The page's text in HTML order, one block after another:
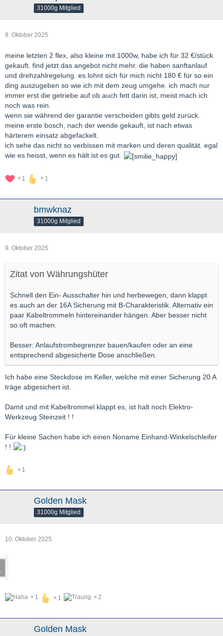
31000g Mitglied
9. Oktober 2025
meine letzten 2 flex, also kleine mit 1000w, habe ich für 32 €/stück
gekauft. find jetzt das angebot nicht mehr. die haben sanftanlauf
und drehzahlregelung. es lohnt sich für mich nicht 180 € für so ein
ding auszugeben so wie ich mit dem zeug umgehe. ich mach nur
immer erst die getriebe auf ob auch fett darin ist, meist mach ich
noch was rein.
wenn sie während der garantie verscheiden gibts geld zurück.
meine erste bosch, nach der wende gekauft, ist nach etwas
härterem einsatz abgefackelt.
ich sehe das nicht so verbissen mit marken und deren qualität. egal
wie es heisst, wenn es hält ist es gut.
1 1
bmwknaz
31000g Mitglied
9. Oktober 2025
Zitat von Währungshüter
Schnell den Ein- Ausschalter hin und herbewegen, dann klappt
es auch an der 16A Sicherung mit B-Charakteristik. Alternativ ein
paar Kabeltrommeln hintereinander hängen. Aber besser nicht
so oft machen.
Besser: Anlaufstrombegrenzer bauen/kaufen oder an eine
entsprechend abgesicherte Dose anschließen.
Ich habe eine Steckdose im Keller, welche mit einer Sicherung 20 A
träge abgesichert ist.
Damit und mit Kabeltrommel klappt es, ist halt noch Elektro-
Werkzeug Steinzeit ! !
Für kleine Sachen habe ich einen Noname Einhand-Winkelschleifer
! !
1
Golden Mask
31000g Mitglied
10. Oktober 2025
1 1 2
Golden Mask